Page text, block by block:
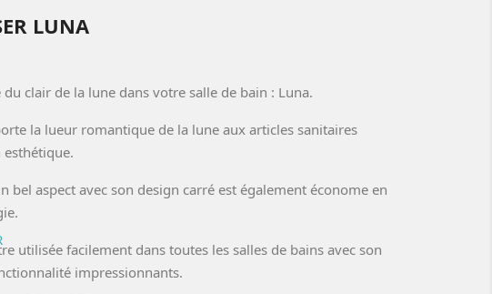
LUNA
clair de la lune dans votre salle de bain : Luna.
la lueur romantique de la lune aux articles sanitaires
esthétique.
bel aspect avec son design carré est également économe en
utilisée facilement dans toutes les salles de bains avec son
impressionnants.